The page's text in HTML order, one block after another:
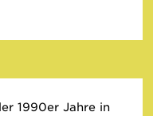
1990er Jahre in